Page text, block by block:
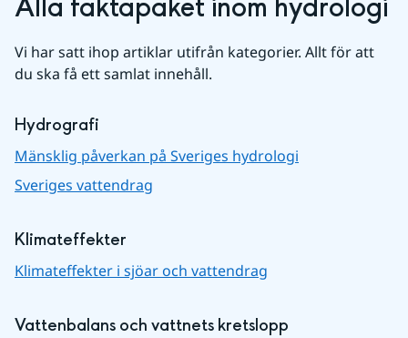
Alla faktapaket inom hydrologi
Vi har satt ihop artiklar utifrån kategorier. Allt för att
du ska få ett samlat innehåll.
Hydrografi
Mänsklig påverkan på Sveriges hydrologi
Sveriges vattendrag
Klimateffekter
Klimateffekter i sjöar och vattendrag
Vattenbalans och vattnets kretslopp